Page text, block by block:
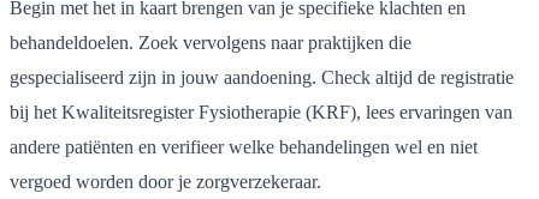
Begin met het in kaart brengen van je specifieke klachten en
behandeldoelen. Zoek vervolgens naar praktijken die
gespecialiseerd zijn in jouw aandoening. Check altijd de registratie
bij het Kwaliteitsregister Fysiotherapie (KRF), lees ervaringen van
andere patiënten en verifieer welke behandelingen wel en niet
vergoed worden door je zorgverzekeraar.